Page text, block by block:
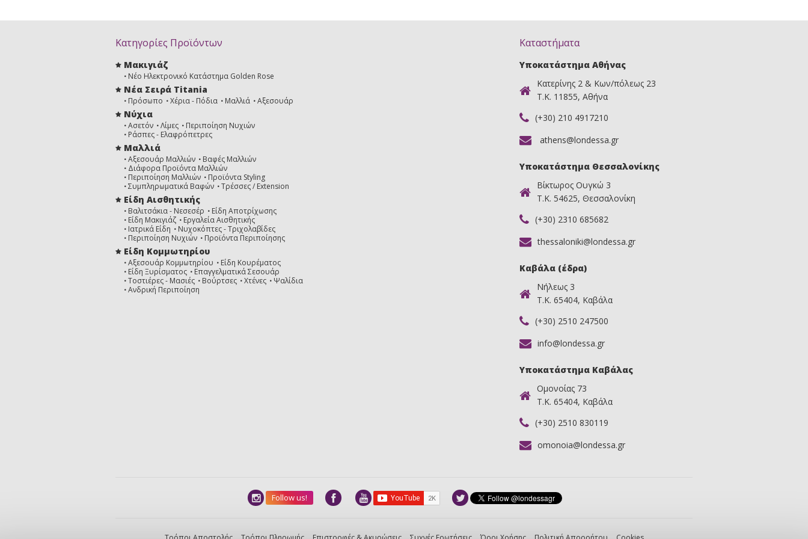
Κατηγορίες Προϊόντων
Μακιγιάζ
Νέο Ηλεκτρονικό Κατάστημα Golden Rose
Νέα Σειρά Titania
Πρόσωπο Χέρια - Πόδια Μαλλιά Αξεσουάρ
Νύχια
Ασετόν Λίμες
Περιποίηση Νυχιών
Ράσπες - Ελαφρόπετρες
Μαλλιά
Αξεσουάρ Μαλλιών
Βαφές Μαλλιών
Διάφορα Προϊόντα Μαλλιών
Περιποίηση Μαλλιών
Προϊόντα Styling
Συμπληρωματικά Βαφών
Τρέσσες / Extension
Είδη Αισθητικής
Βαλιτσάκια - Νεσεσέρ
Είδη Αποτρίχωσης
Είδη Μακιγιάζ
Εργαλεία Αισθητικής
Ιατρικά Είδη
Νυχοκόπτες - Τριχολαβίδες
Περιποίηση Νυχιών
Προϊόντα Περιποίησης
Είδη Κομμωτηρίου
Αξεσουάρ Κομμωτηρίου
Είδη Κουρέματος
Είδη Ξυρίσματος
Επαγγελματικά Σεσουάρ
Τοστιέρες - Μασιές
Βούρτσες Χτένες
Ψαλίδια
Ανδρική Περιποίηση
Καταστήματα
Υποκατάστημα Αθήνας
Κατερίνης 2 & Κων/πόλεως 23
Τ.Κ. 11855, Αθήνα
(+30) 210 4917210
athens@londessa.gr
Υποκατάστημα Θεσσαλονίκης
Βίκτωρος Ουγκώ 3
Τ.Κ. 54625, Θεσσαλονίκη
(+30) 2310 685682
thessaloniki@londessa.gr
Καβάλα (έδρα)
Νήλεως 3
Τ.Κ. 65404, Καβάλα
(+30) 2510 247500
info@londessa.gr
Υποκατάστημα Καβάλας
Ομονοίας 73
Τ.Κ. 65404, Καβάλα
(+30) 2510 830119
omonoia@londessa.gr
Follow us!